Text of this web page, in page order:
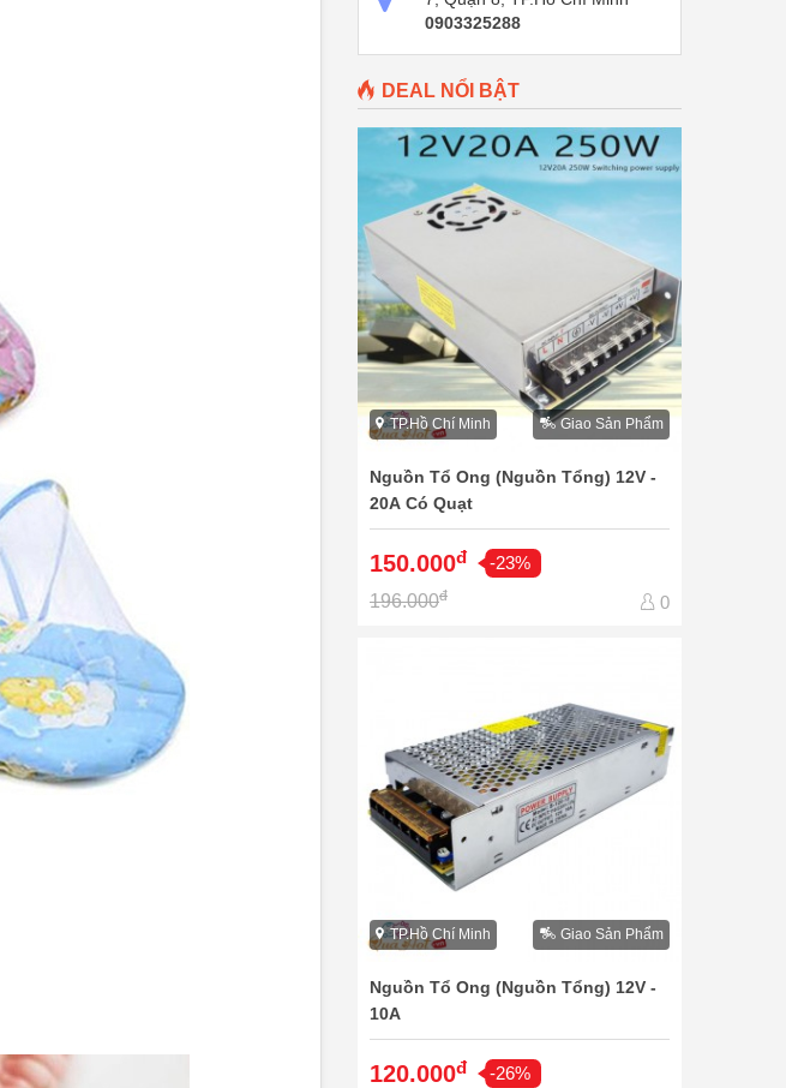
0903325288
DEAL NỔI BẬT
TP.Hồ Chí Minh Giao Sản Phẩm
Nguồn Tổ Ong (Nguồn Tổng) 12V -
20A Có Quạt
150.000đ
-23%
196.000đ 0
TP.Hồ Chí Minh Giao Sản Phẩm
Nguồn Tổ Ong (Nguồn Tổng) 12V -
10A
120.000đ
-26%